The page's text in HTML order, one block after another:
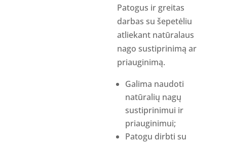
Patogus ir greitas
darbas su šepetėliu
atliekant natūralaus
nago sustiprinimą ar
priauginimą.
Galima naudoti
natūralių nagų
sustiprinimui ir
priauginimui;
Patogu dirbti su